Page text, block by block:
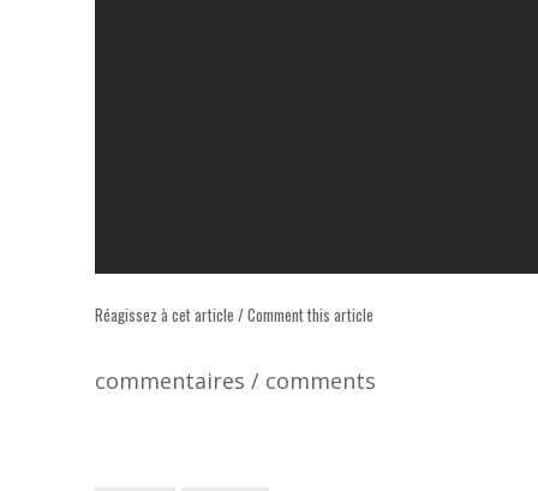
Réagissez à cet article / Comment this article
commentaires / comments